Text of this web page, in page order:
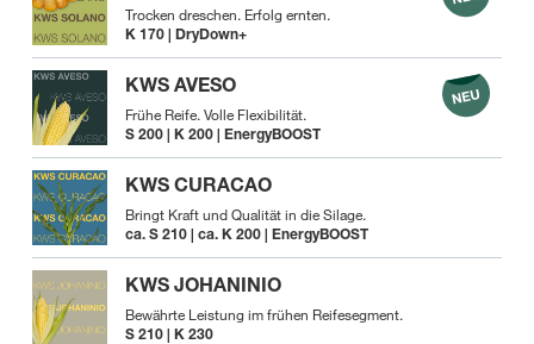
Trocken dreschen. Erfolg ernten.
K 170 | DryDown+
KWS AVESO
Frühe Reife. Volle Flexibilität.
S 200 | K 200 | EnergyBOOST
KWS CURACAO
Bringt Kraft und Qualität in die Silage.
ca. S 210 | ca. K 200 | EnergyBOOST
KWS JOHANINIO
Bewährte Leistung im frühen Reifesegment.
S 210 | K 230